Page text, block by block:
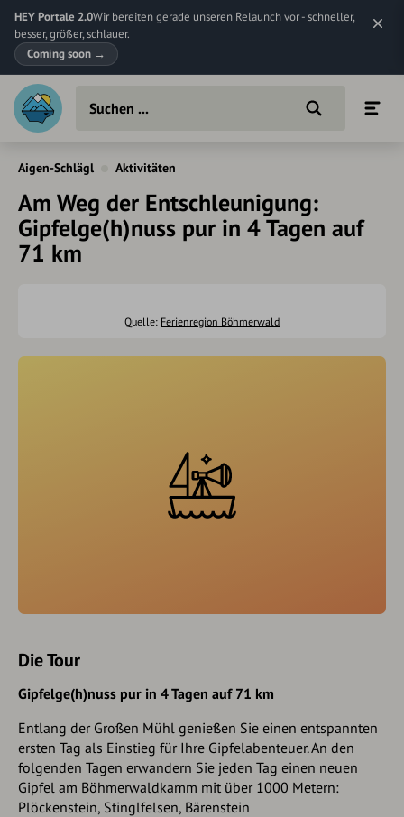
HEY Portale 2.0Wir bereiten gerade unseren Relaunch vor - schneller,
besser, größer, schlauer.
Coming soon →
Aigen-Schlägl Aktivitäten
Am Weg der Entschleunigung:
Gipfelge(h)nuss pur in 4 Tagen auf
71 km
Quelle: Ferienregion Böhmerwald
Die Tour
Gipfelge(h)nuss pur in 4 Tagen auf 71 km
Entlang der Großen Mühl genießen Sie einen entspannten
ersten Tag als Einstieg für Ihre Gipfelabenteuer. An den
folgenden Tagen erwandern Sie jeden Tag einen neuen
Gipfel am Böhmerwaldkamm mit über 1000 Metern:
Plöckenstein, Stinglfelsen, Bärenstein